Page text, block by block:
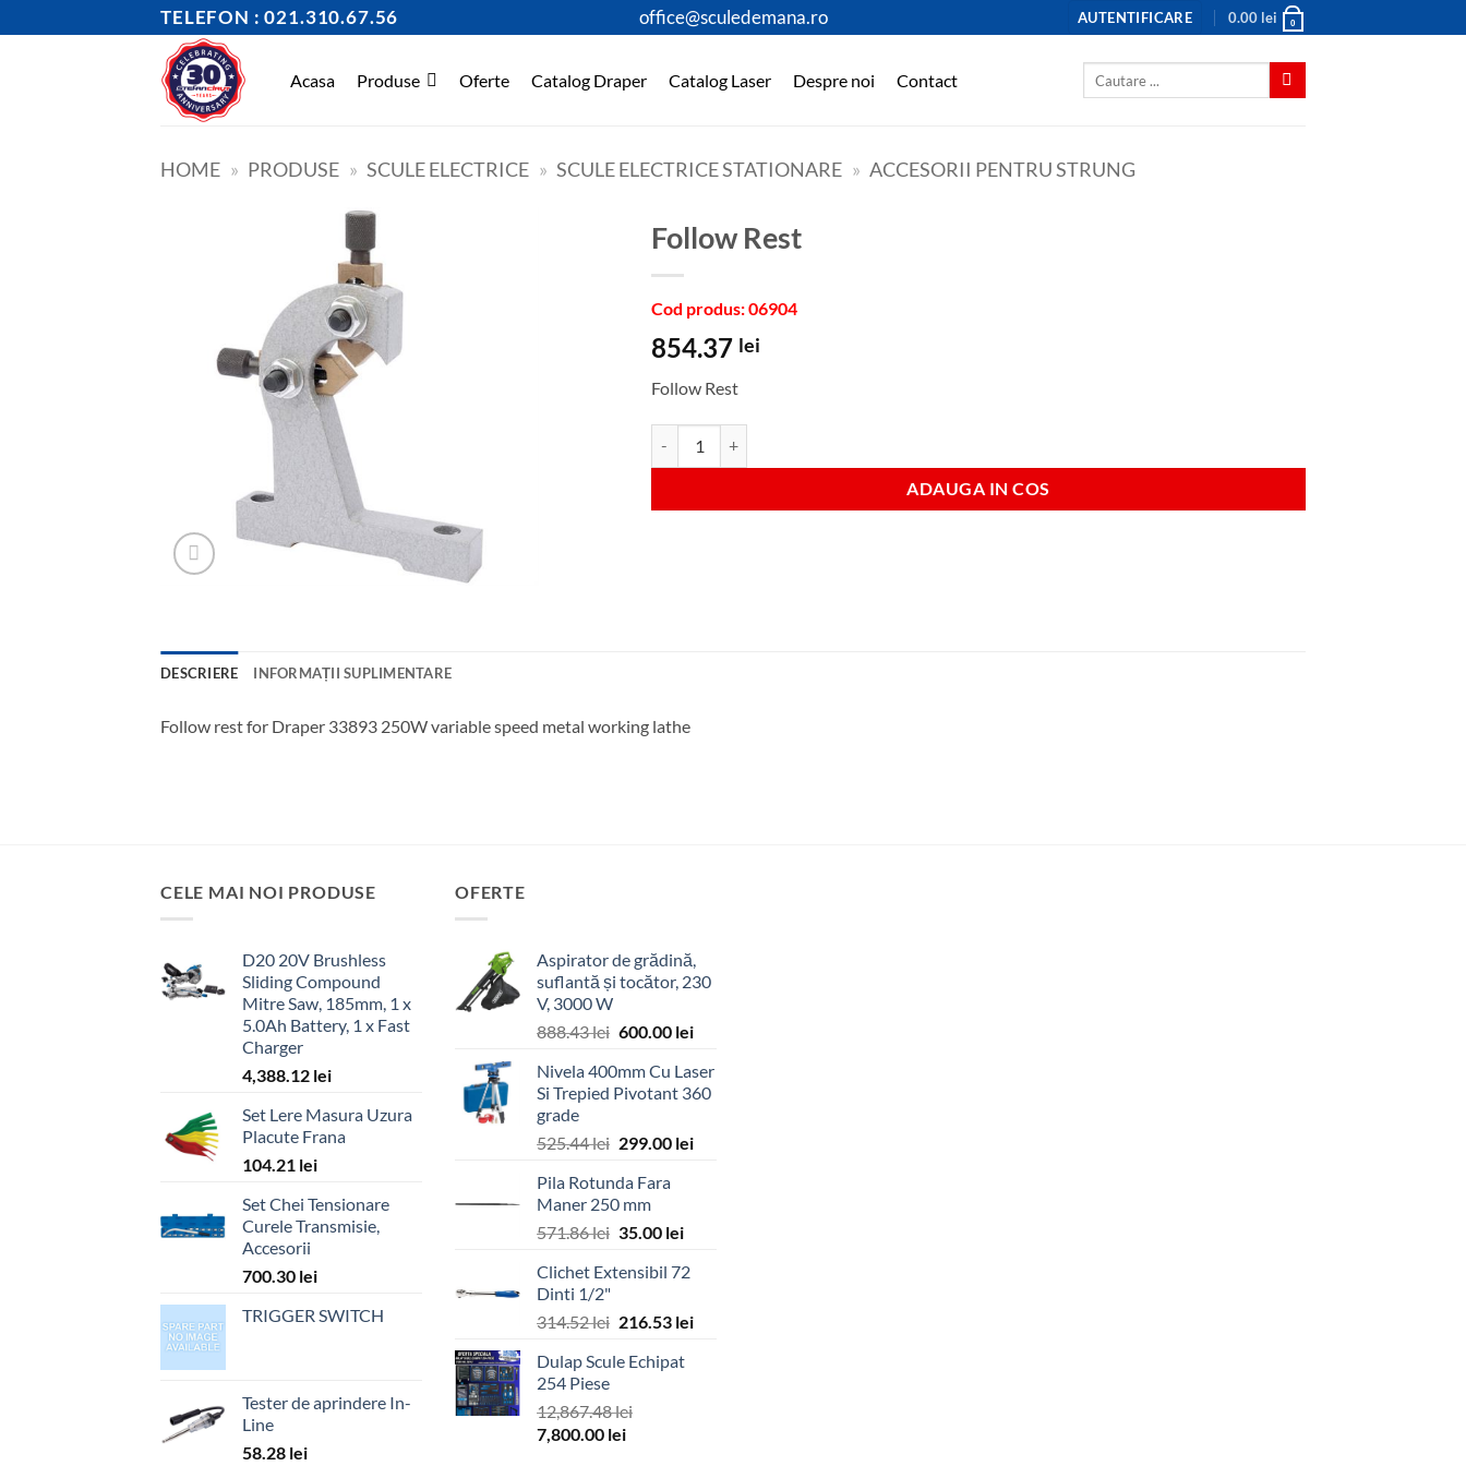
to
TELEFON : 021.310.67.56 office@sculedemana.ro AUTENTIFICARE 0.00 lei 0
Acasa Produse Oferte Catalog Draper Catalog Laser Despre noi Contact
HOME » PRODUSE » SCULE ELECTRICE » SCULE ELECTRICE STATIONARE » ACCESORII PENTRU STRUNG
Follow Rest
Cod produs: 06904
854.37 lei
Follow Rest
ADAUGA IN COS
DESCRIERE INFORMAȚII SUPLIMENTARE
Follow rest for Draper 33893 250W variable speed metal working lathe
CELE MAI NOI PRODUSE
D20 20V Brushless
Sliding Compound
Mitre Saw, 185mm, 1 x
5.0Ah Battery, 1 x Fast
Charger
4,388.12 lei
Set Lere Masura Uzura
Placute Frana
104.21 lei
Set Chei Tensionare
Curele Transmisie,
Accesorii
700.30 lei
TRIGGER SWITCH
Tester de aprindere In-
Line
58.28 lei
OFERTE
Aspirator de grădină,
suflantă și tocător, 230
V, 3000 W
888.43lei Prețul
a
fost:
600.00 leiPrețul
este:
600.00 lei.
Nivela 400mm Cu Laser
Si Trepied Pivotant 360
grade
525.44lei Prețul
a
fost:
525.44 lei.
299.00 leiPrețul
Pila Rotunda Fara
Maner 250 mm
571.86lei Prețul
a
571.86 lei.
35.00 leiPrețul
este:
Clichet Extensibil 72
Dinti 1/2"
314.52lei Prețul
a
314.52 lei.
216.53 leiPrețul
Dulap Scule Echipat
254 Piese
12,867.48lei
Prețul
7,800.00 leiPrețul